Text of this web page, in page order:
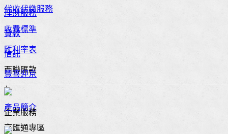
理財服務
貸款
信託
豐喜迎京
企業服務
代收代繳服務
收費標準
匯利率表
西聯匯款
+
產品簡介
京匯通專區